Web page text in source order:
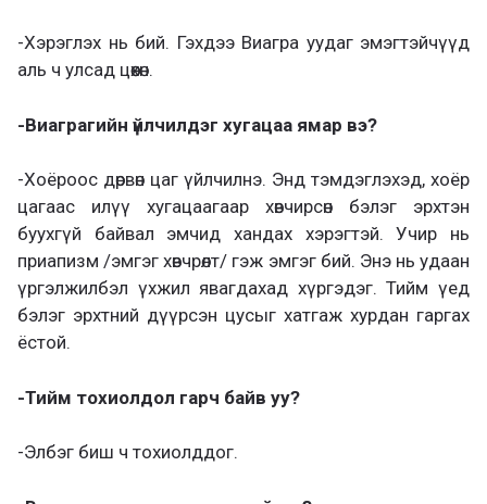
-Хэрэглэх нь бий. Гэхдээ Виагра уудаг эмэгтэйчүүд
аль ч улсад цөөхөн.
-Виаграгийн үйлчилдэг хугацаа ямар вэ?
-Хоёроос дөрвөн цаг үйлчилнэ. Энд тэмдэглэхэд, хоёр
цагаас илүү хугацаагаар хөвчирсөн бэлэг эрхтэн
буухгүй байвал эмчид хандах хэрэгтэй. Учир нь
приапизм /эмгэг хөвчрөлт/ гэж эмгэг бий. Энэ нь удаан
үргэлжилбэл үхжил явагдахад хүргэдэг. Тийм үед
бэлэг эрхтний дүүрсэн цусыг хатгаж хурдан гаргах
ёстой.
-Тийм тохиолдол гарч байв уу?
-Элбэг биш ч тохиолддог.